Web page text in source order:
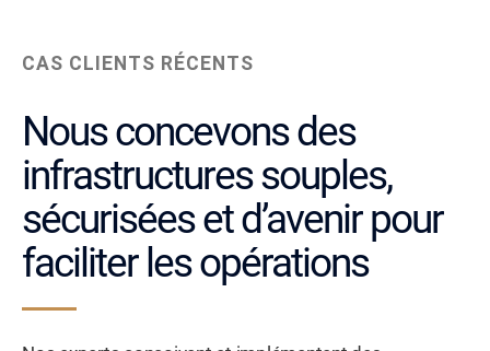
CAS CLIENTS RÉCENTS
Nous concevons des
infrastructures souples,
sécurisées et d’avenir pour
faciliter les opérations